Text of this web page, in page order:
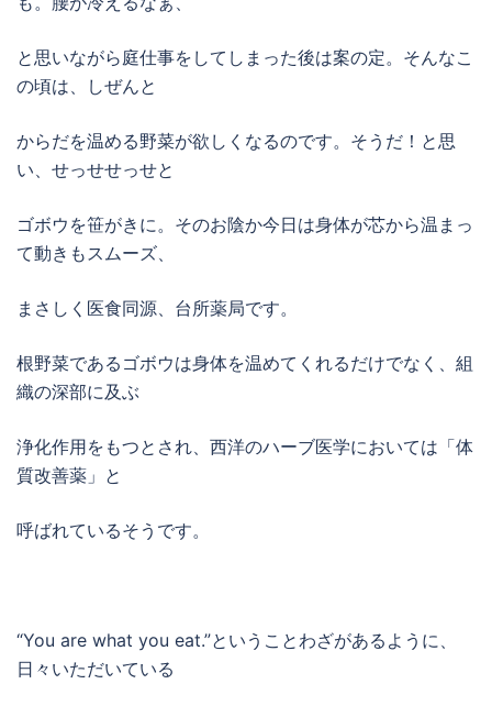
と思いながら庭仕事をしてしまった後は案の定。そんなこ
の頃は、しぜんと
からだを温める野菜が欲しくなるのです。そうだ！と思
い、せっせせっせと
ゴボウを笹がきに。そのお陰か今日は身体が芯から温まっ
て動きもスムーズ、
まさしく医食同源、台所薬局です。
根野菜であるゴボウは身体を温めてくれるだけでなく、組
織の深部に及ぶ
浄化作用をもつとされ、西洋のハーブ医学においては「体
質改善薬」と
呼ばれているそうです。
“You are what you eat.”ということわざがあるように、
日々いただいている